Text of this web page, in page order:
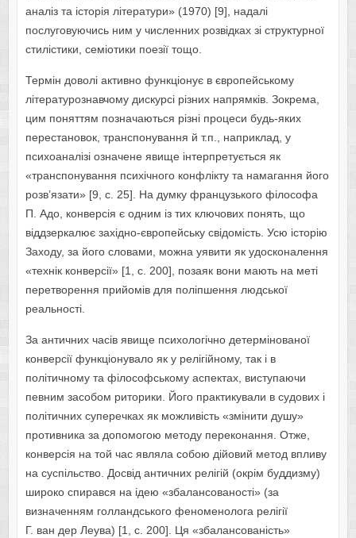
аналіз та історія літератури» (1970) [9], надалі
послуговуючись ним у численних розвідках зі структурної
стилістики, семіотики поезії тощо.
Термін доволі активно функціонує в європейському
літературознавчому дискурсі різних напрямків. Зокрема,
цим поняттям позначаються різні процеси будь-яких
перестановок, транспонування й т.п., наприклад, у
психоаналізі означене явище інтерпретується як
«транспонування психічного конфлікту та намагання його
розв’язати» [9, с. 25]. На думку французького філософа
П. Адо, конверсія є одним із тих ключових понять, що
віддзеркалює західно-європейську свідомість. Усю історію
Заходу, за його словами, можна уявити як удосконалення
«технік конверсії» [1, с. 200], позаяк вони мають на меті
перетворення прийомів для поліпшення людської
реальності.
За античних часів явище психологічно детермінованої
конверсії функціонувало як у релігійному, так і в
політичному та філософському аспектах, виступаючи
певним засобом риторики. Його практикували в судових і
політичних суперечках як можливість «змінити душу»
противника за допомогою методу переконання. Отже,
конверсія на той час являла собою дійовий метод впливу
на суспільство. Досвід античних релігій (окрім буддизму)
широко спирався на ідею «збалансованості» (за
визначенням голландського феноменолога релігії
Г. ван дер Леува) [1, с. 200]. Ця «збалансованість»